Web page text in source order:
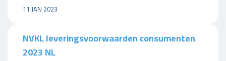
11 JAN 2023
NVKL leveringsvoorwaarden consumenten
2023 NL